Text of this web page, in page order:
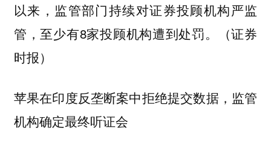
以来，监管部门持续对证券投顾机构严监
管，至少有8家投顾机构遭到处罚。（证券
时报）
苹果在印度反垄断案中拒绝提交数据，监管
机构确定最终听证会